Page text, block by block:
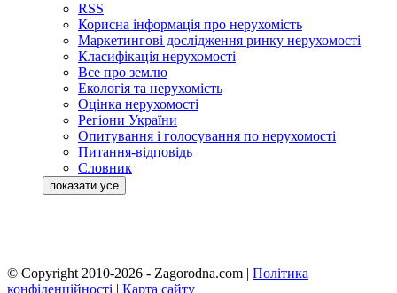
RSS
Корисна інформація про нерухомість
Маркетингові дослідження ринку нерухомості
Класифікація нерухомості
Все про землю
Екологія та нерухомість
Оцінка нерухомості
Регіони України
Опитування і голосування по нерухомості
Питання-відповідь
Словник
© Copyright 2010-2026 - Zagorodna.com | Політика
конфіденційності | Карта сайту